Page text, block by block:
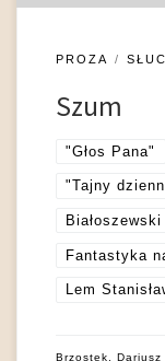
PROZA
Szum
"Głos Pana"
"Tajny
Fantastyka
Lem
Brzostek, Dariusz